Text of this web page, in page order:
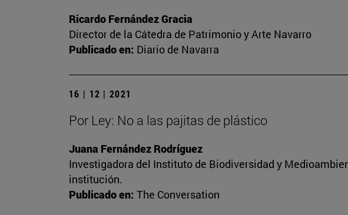
Ricardo Fernández Gracia
Director de la Cátedra de Patrimonio y Arte Navarro
Publicado en: Diario de Navarra
16 | 12 | 2021
Por Ley: No a las pajitas de plástico
Juana Fernández Rodríguez
Investigadora del Instituto de Biodiversidad y
institución.
Publicado en: The Conversation